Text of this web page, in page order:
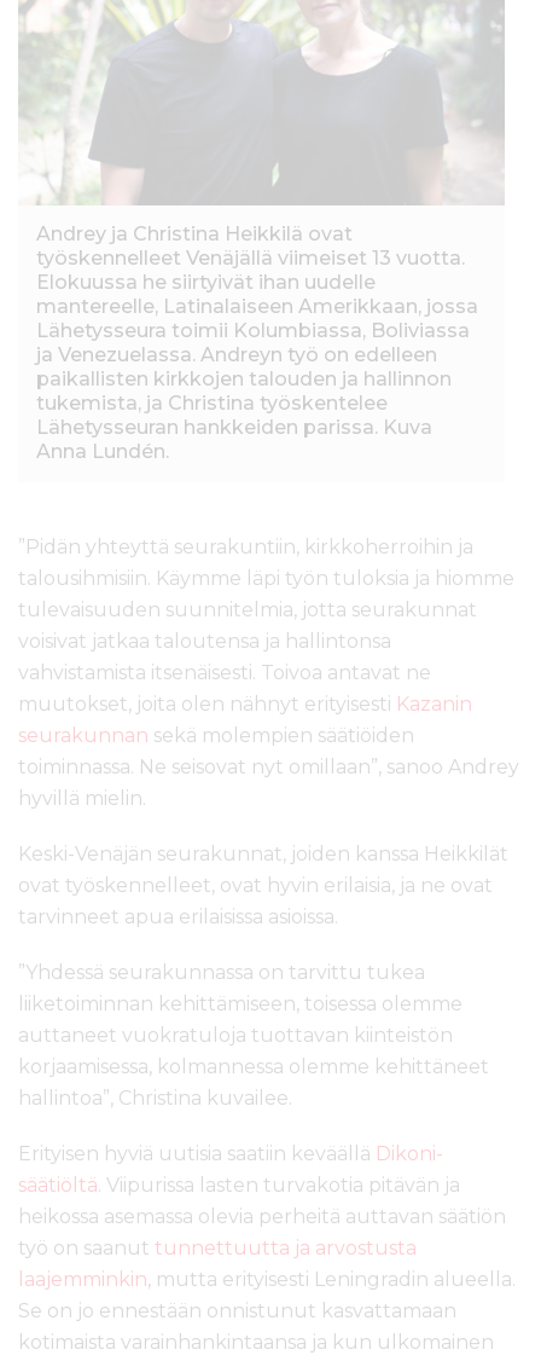
Andrey ja Christina Heikkilä ovat
työskennelleet Venäjällä viimeiset 13 vuotta.
Elokuussa he siirtyivät ihan uudelle
mantereelle, Latinalaiseen Amerikkaan, jossa
Lähetysseura toimii Kolumbiassa, Boliviassa
ja Venezuelassa. Andreyn työ on edelleen
paikallisten kirkkojen talouden ja hallinnon
tukemista, ja Christina työskentelee
Lähetysseuran hankkeiden parissa. Kuva
Anna Lundén.
”Pidän yhteyttä seurakuntiin, kirkkoherroihin ja
talousihmisiin. Käymme läpi työn tuloksia ja hiomme
tulevaisuuden suunnitelmia, jotta seurakunnat
voisivat jatkaa taloutensa ja hallintonsa
vahvistamista itsenäisesti. Toivoa antavat ne
muutokset, joita olen nähnyt erityisesti Kazanin
seurakunnan sekä molempien säätiöiden
toiminnassa. Ne seisovat nyt omillaan”, sanoo Andrey
hyvillä mielin.
Keski-Venäjän seurakunnat, joiden kanssa Heikkilät
ovat työskennelleet, ovat hyvin erilaisia, ja ne ovat
tarvinneet apua erilaisissa asioissa.
”Yhdessä seurakunnassa on tarvittu tukea
liiketoiminnan kehittämiseen, toisessa olemme
auttaneet vuokratuloja tuottavan kiinteistön
korjaamisessa, kolmannessa olemme kehittäneet
hallintoa”, Christina kuvailee.
Erityisen hyviä uutisia saatiin keväällä Dikoni-
säätiöltä. Viipurissa lasten turvakotia pitävän ja
heikossa asemassa olevia perheitä auttavan säätiön
työ on saanut tunnettuutta ja arvostusta
laajemminkin, mutta erityisesti Leningradin alueella.
Se on jo ennestään onnistunut kasvattamaan
kotimaista varainhankintaansa ja kun ulkomainen